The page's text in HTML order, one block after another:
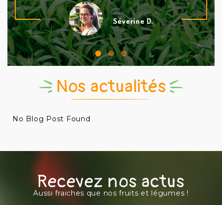
Séverine D.
Nos actualités
No Blog Post Found
Recevez nos actus
Aussi fraiches que nos fruits et légumes !